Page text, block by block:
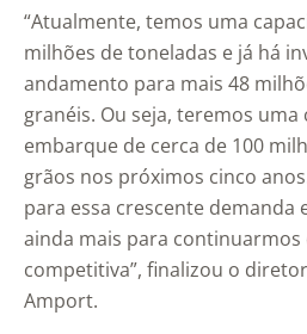
“Atualmente, temos uma
milhões de toneladas e já há
andamento para mais 48
granéis. Ou seja, teremos uma
embarque de cerca de 100
grãos nos próximos cinco
para essa crescente demanda
ainda mais para
competitiva”, finalizou o
Amport.